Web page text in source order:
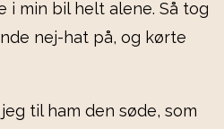
i min bil helt alene. Så tog
nej-hat på, og kørte
til ham den søde, som